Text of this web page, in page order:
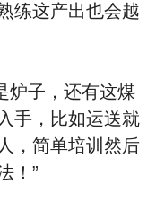
练这产出也会越
子，还有这煤
手，比如运送就
，简单培训然后
！”